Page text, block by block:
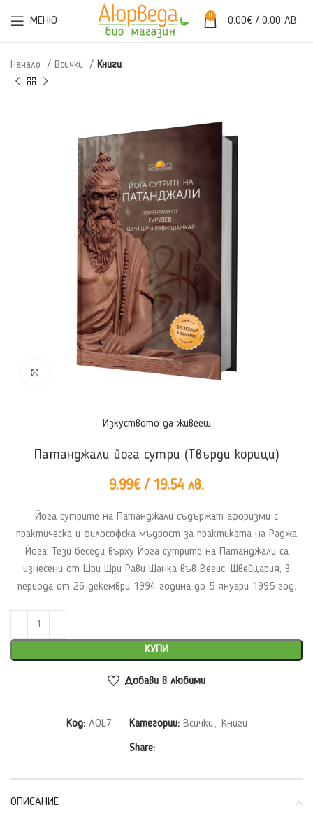
МЕНЮ 0 0.00€ / 0.00 ЛВ.
Начало Всички Книги
Изкуството да живееш
Патанджали йога сутри (Твърди корици)
9.99€/ 19.54 лв.
Йога сутрите на Патанджали съдържат афоризми с
практическа и философска мъдрост за практиката на Раджа
Йога. Тези беседи върху Йога сутрите на Патанджали са
изнесени от Шри Шри Рави Шанка във Вегис, Швейцария, в
периода от 26 декември 1994 година до 5 януари 1995 год.
КУПИ
Добави в любими
Код: AOL7 Категории: Всички , Книги
Share:
ОПИСАНИЕ